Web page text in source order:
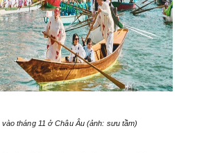
tháng 11 ở Châu Âu (ảnh: sưu tầm)